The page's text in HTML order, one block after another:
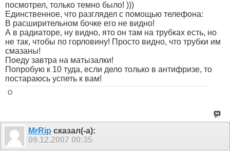
посмотрел, только темно было! )))
Единственное, что разглядел с помощью телефона:
В расширительном бочке его не видно!
А в радиаторе, ну видно, ято он там на трубках есть, но
не так, чтобы по горловину! Просто видно, что трубки им
смазаны!
Поеду завтра на матызалки!
Попробую к 10 туда, если дело только в антифризе, то
постараюсь успеть к вам!
O
MrRip сказал(-а):
09.12.2007 00:35